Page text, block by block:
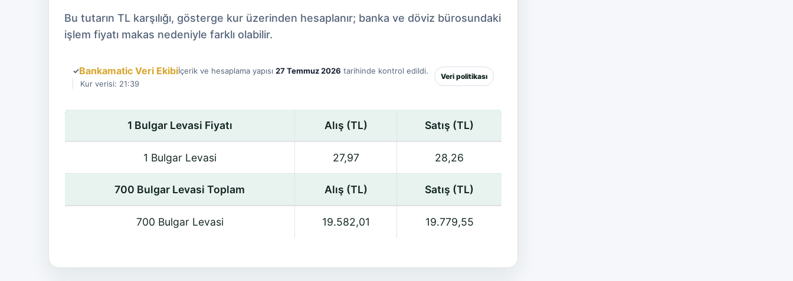
Bu tutarın TL karşılığı, gösterge kur üzerinden hesaplanır; banka ve döviz bürosundaki
işlem fiyatı makas nedeniyle farklı olabilir.
✓Bankamatic Veri Ekibiİçerik ve hesaplama yapısı 27 Temmuz 2026 tarihinde kontrol edildi.
Kur verisi: 21:39
Veri politikası
1 Bulgar Levasi Fiyatı Alış (TL) Satış (TL)
1 Bulgar Levasi 27,97 28,26
700 Bulgar Levasi Toplam Alış (TL) Satış (TL)
700 Bulgar Levasi 19.582,01 19.779,55